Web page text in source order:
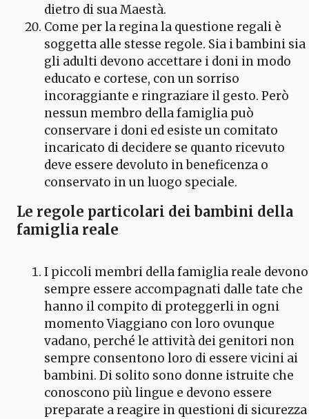
dietro di sua Maestà.
Come per la regina la questione regali è
soggetta alle stesse regole. Sia i bambini sia
gli adulti devono accettare i doni in modo
educato e cortese, con un sorriso
incoraggiante e ringraziare il gesto. Però
nessun membro della famiglia può
conservare i doni ed esiste un comitato
incaricato di decidere se quanto ricevuto
deve essere devoluto in beneficenza o
conservato in un luogo speciale.
Le regole particolari dei bambini della
famiglia reale
I piccoli membri della famiglia reale devono
sempre essere accompagnati dalle tate che
hanno il compito di proteggerli in ogni
momento Viaggiano con loro ovunque
vadano, perché le attività dei genitori non
sempre consentono loro di essere vicini ai
bambini. Di solito sono donne istruite che
conoscono più lingue e devono essere
preparate a reagire in questioni di sicurezza